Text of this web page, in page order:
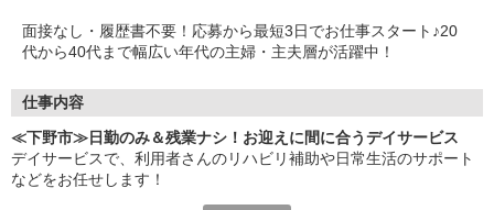
面接なし・履歴書不要！応募から最短3日でお仕事スタート♪20
代から40代まで幅広い年代の主婦・主夫層が活躍中！
仕事内容
≪下野市≫日勤のみ＆残業ナシ！お迎えに間に合うデイサービス
デイサービスで、利用者さんのリハビリ補助や日常生活のサポート
などをお任せします！